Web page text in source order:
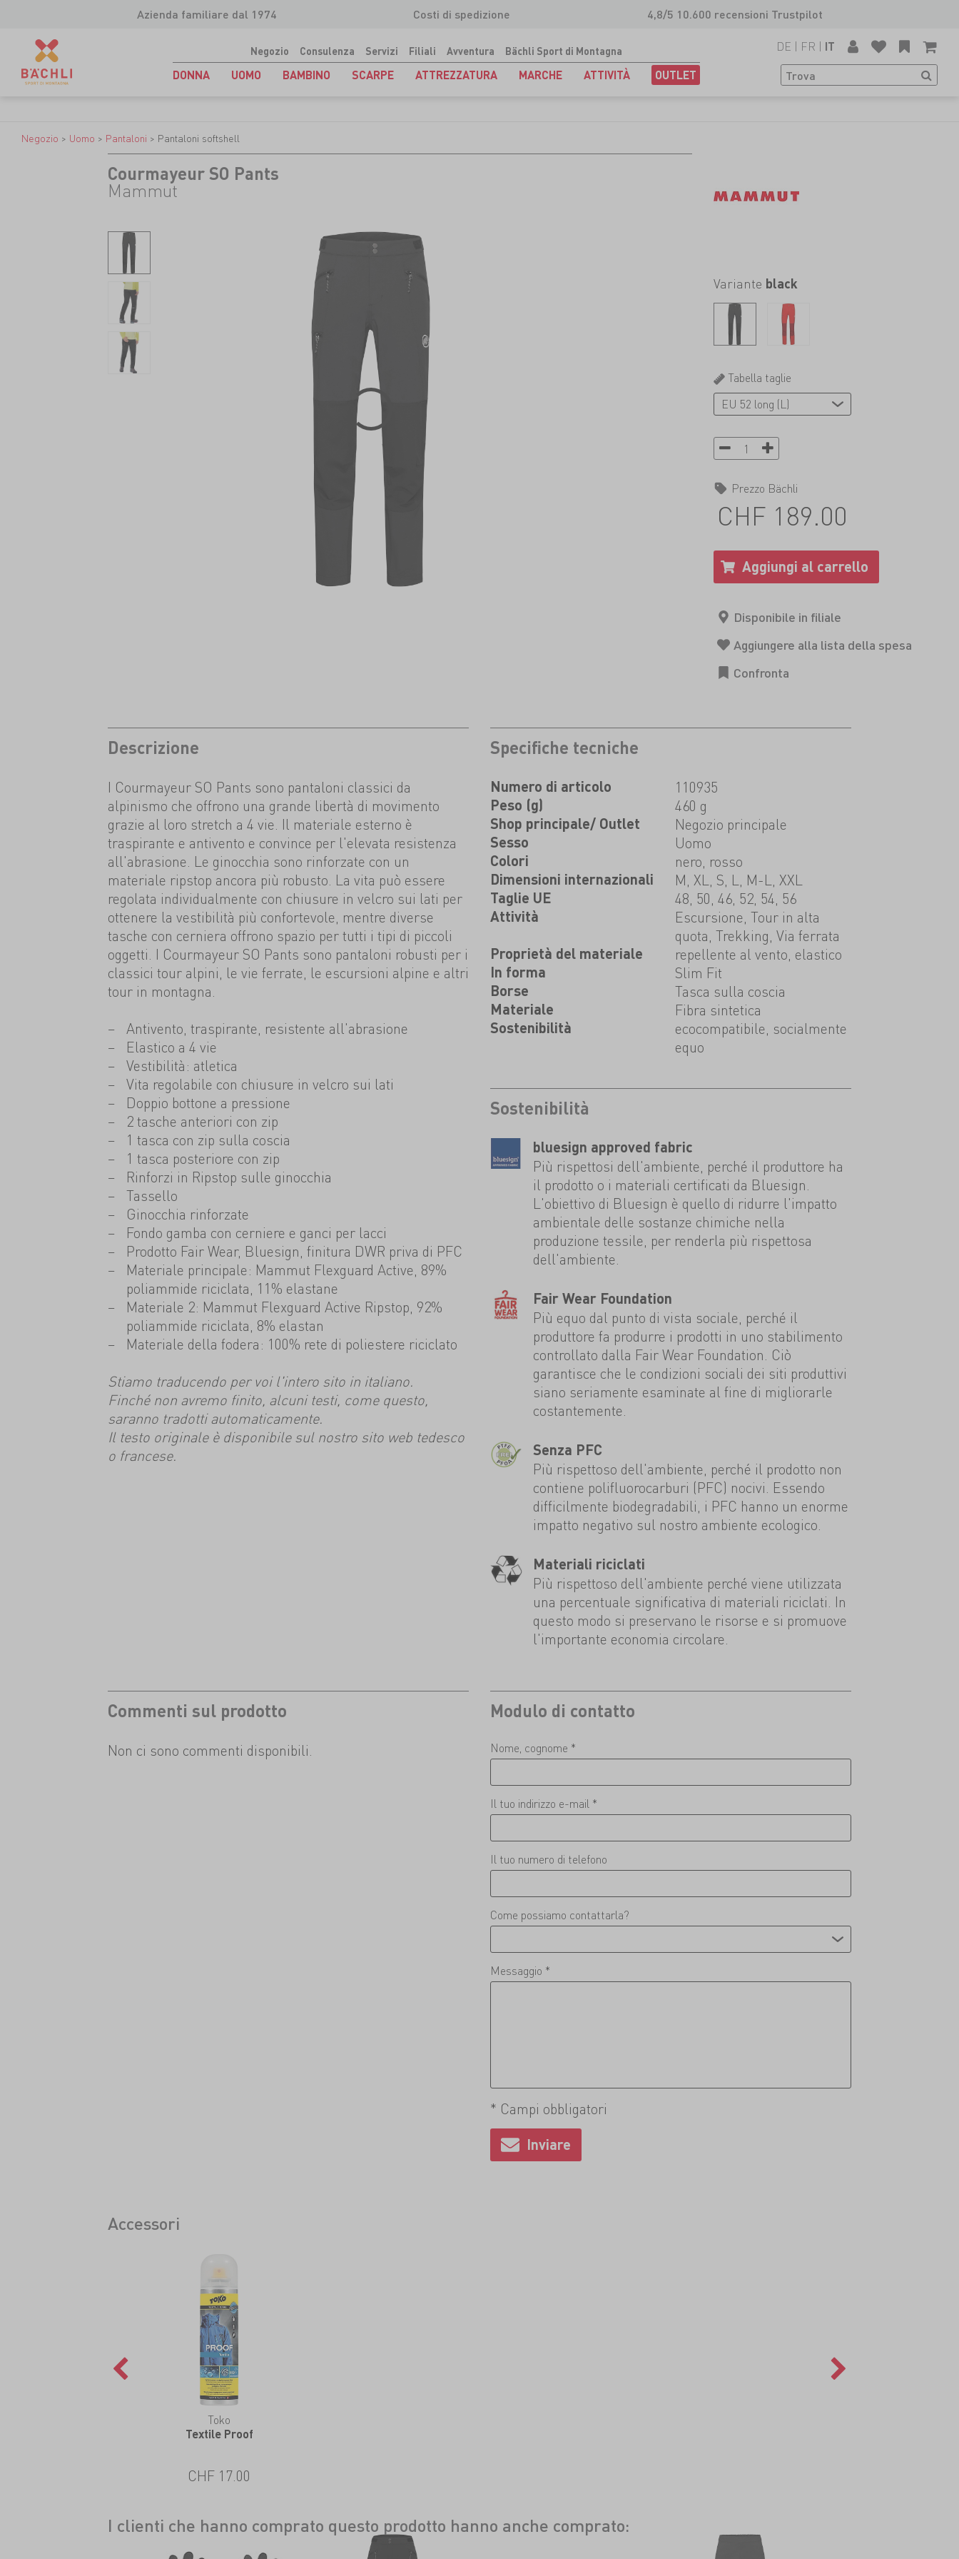
Azienda familiare dal 1974 Costi di spedizione 4,8/5 10.600 recensioni Trustpilot
Negozio Consulenza Servizi Filiali Avventura Bächli Sport di Montagna
DONNA UOMO BAMBINO SCARPE ATTREZZATURA MARCHE ATTIVITÀ OUTLET
DE | FR | IT
Negozio > Uomo > Pantaloni > Pantaloni softshell
Courmayeur SO Pants
Mammut
Variante black
Tabella taglie
Prezzo Bächli
CHF 189.00
Descrizione
I Courmayeur SO Pants sono pantaloni classici da
alpinismo che offrono una grande libertà di movimento
grazie al loro stretch a 4 vie. Il materiale esterno è
traspirante e antivento e convince per l'elevata resistenza
all'abrasione. Le ginocchia sono rinforzate con un
materiale ripstop ancora più robusto. La vita può essere
regolata individualmente con chiusure in velcro sui lati per
ottenere la vestibilità più confortevole, mentre diverse
tasche con cerniera offrono spazio per tutti i tipi di piccoli
oggetti. I Courmayeur SO Pants sono pantaloni robusti per i
classici tour alpini, le vie ferrate, le escursioni alpine e altri
tour in montagna.
Antivento, traspirante, resistente all'abrasione
Elastico a 4 vie
Vestibilità: atletica
Vita regolabile con chiusure in velcro sui lati
Doppio bottone a pressione
2 tasche anteriori con zip
1 tasca con zip sulla coscia
1 tasca posteriore con zip
Rinforzi in Ripstop sulle ginocchia
Tassello
Ginocchia rinforzate
Fondo gamba con cerniere e ganci per lacci
Prodotto Fair Wear, Bluesign, finitura DWR priva di PFC
Materiale principale: Mammut Flexguard Active, 89%
poliammide riciclata, 11% elastane
Materiale 2: Mammut Flexguard Active Ripstop, 92%
poliammide riciclata, 8% elastan
Materiale della fodera: 100% rete di poliestere riciclato
Stiamo traducendo per voi l'intero sito in italiano.
Finché non avremo finito, alcuni testi, come questo,
saranno tradotti automaticamente.
Il testo originale è disponibile sul nostro sito web tedesco
o francese.
Specifiche tecniche
Numero di articolo 110935
Peso (g) 460 g
Shop principale/ Outlet Negozio principale
Sesso Uomo
Colori nero, rosso
Dimensioni internazionali M, XL, S, L, M-L, XXL
Taglie UE 48, 50, 46, 52, 54, 56
Attività
Escursione, Tour in alta
quota, Trekking, Via ferrata
Proprietà del materiale repellente al vento, elastico
In forma Slim Fit
Borse Tasca sulla coscia
Materiale Fibra sintetica
Sostenibilità
ecocompatibile, socialmente
equo
Sostenibilità
bluesign approved fabric
Più rispettosi dell'ambiente, perché il produttore ha
il prodotto o i materiali certificati da Bluesign.
L'obiettivo di Bluesign è quello di ridurre l'impatto
ambientale delle sostanze chimiche nella
produzione tessile, per renderla più rispettosa
dell'ambiente.
Fair Wear Foundation
Più equo dal punto di vista sociale, perché il
produttore fa produrre i prodotti in uno stabilimento
controllato dalla Fair Wear Foundation. Ciò
garantisce che le condizioni sociali dei siti produttivi
siano seriamente esaminate al fine di migliorarle
costantemente.
Senza PFC
Più rispettoso dell'ambiente, perché il prodotto non
contiene polifluorocarburi (PFC) nocivi. Essendo
difficilmente biodegradabili, i PFC hanno un enorme
impatto negativo sul nostro ambiente ecologico.
Materiali riciclati
Più rispettoso dell'ambiente perché viene utilizzata
una percentuale significativa di materiali riciclati. In
questo modo si preservano le risorse e si promuove
l'importante economia circolare.
Commenti sul prodotto
Non ci sono commenti disponibili.
Modulo di contatto
Nome, cognome *
Il tuo indirizzo e-mail *
Il tuo numero di telefono
Come possiamo contattarla?
Messaggio *
* Campi obbligatori
Accessori
Toko
Textile Proof
CHF 17.00
I clienti che hanno comprato questo prodotto hanno anche comprato: